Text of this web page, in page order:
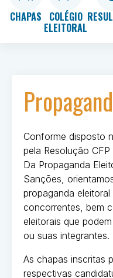
CHAPAS COLÉGIO
ELEITORAL
Conforme disposto
pela Resolução
Da Propaganda
Sanções,
propaganda
concorrentes, bem
eleitorais que
ou suas integrantes.
As chapas inscritas
respectivas